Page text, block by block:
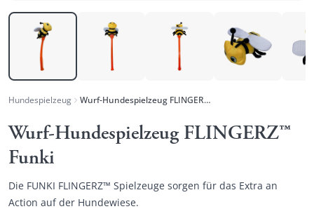
Hundespielzeug Wurf-Hundespielzeug FLINGERZ™ Funki
Wurf-Hundespielzeug FLINGERZ™
Funki
Die FUNKI FLINGERZ™ Spielzeuge sorgen für das Extra an
Action auf der Hundewiese.